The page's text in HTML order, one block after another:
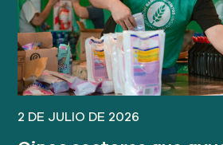
2 DE JULIO DE 2026